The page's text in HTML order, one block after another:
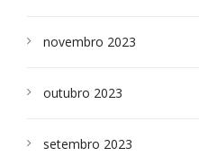
novembro 2023
outubro 2023
setembro 2023